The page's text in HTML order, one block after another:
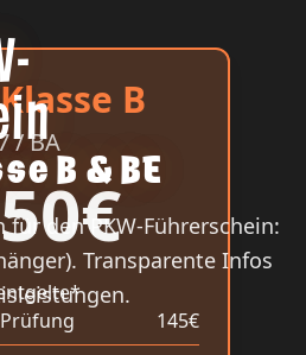
B & BE
den PKW-Führerschein:
Transparente Infos
B
/ BA
145€